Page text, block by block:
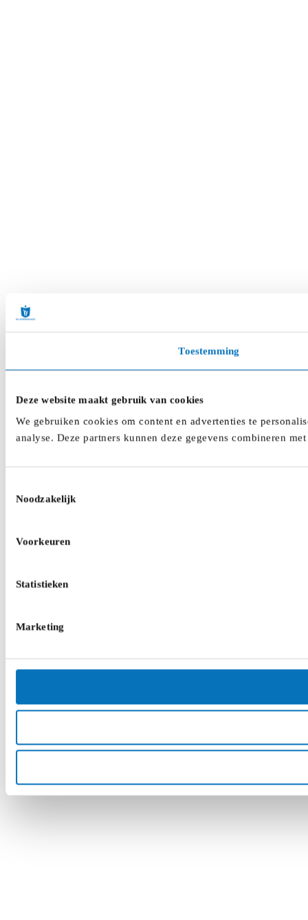
Toestemming
Deze website maakt gebruik van cookies
We gebruiken cookies om content en advertenties te
analyse. Deze partners kunnen deze gegevens combineren
Noodzakelijk
Voorkeuren
Statistieken
Marketing